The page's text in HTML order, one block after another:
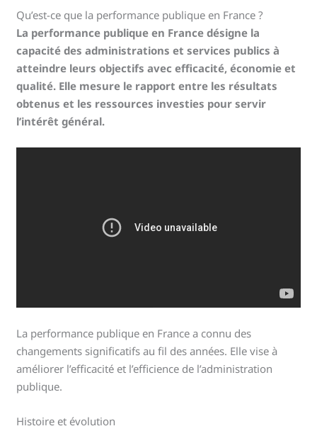
Qu’est-ce que la performance publique en France ?
La performance publique en France désigne la
capacité des administrations et services publics à
atteindre leurs objectifs avec efficacité, économie et
qualité. Elle mesure le rapport entre les résultats
obtenus et les ressources investies pour servir
l’intérêt général.
La performance publique en France a connu des
changements significatifs au fil des années. Elle vise à
améliorer l’efficacité et l’efficience de l’administration
publique.
Histoire et évolution